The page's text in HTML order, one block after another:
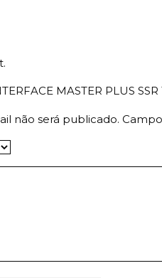
MASTER PLUS SSR
não será publicado.